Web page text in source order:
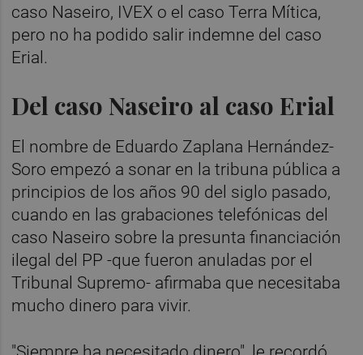
caso Naseiro, IVEX o el caso Terra Mítica,
pero no ha podido salir indemne del caso
Erial.
Del caso Naseiro al caso Erial
El nombre de Eduardo Zaplana Hernández-
Soro empezó a sonar en la tribuna pública a
principios de los años 90 del siglo pasado,
cuando en las grabaciones telefónicas del
caso Naseiro sobre la presunta financiación
ilegal del PP -que fueron anuladas por el
Tribunal Supremo- afirmaba que necesitaba
mucho dinero para vivir.